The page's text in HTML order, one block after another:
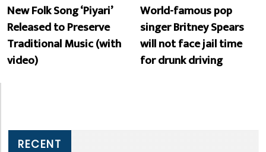
New Folk Song ‘Piyari’
Released to Preserve
Traditional Music (with
video)
World-famous pop
singer Britney Spears
will not face jail time
for drunk driving
RECENT